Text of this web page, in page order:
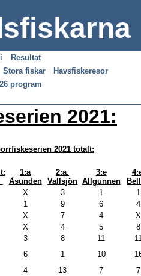
Resultat
Stora fiskar
Havsfiskeresor
program
2021:
2021 totalt:
1:a
Åsunden
2:a.
Vallsjön
3:e
Allgunnen
X 3 1
1
1 9 6
4
X 7 4
X
X 4 5
8
3 8 11
6 1 10
4 13 7
7